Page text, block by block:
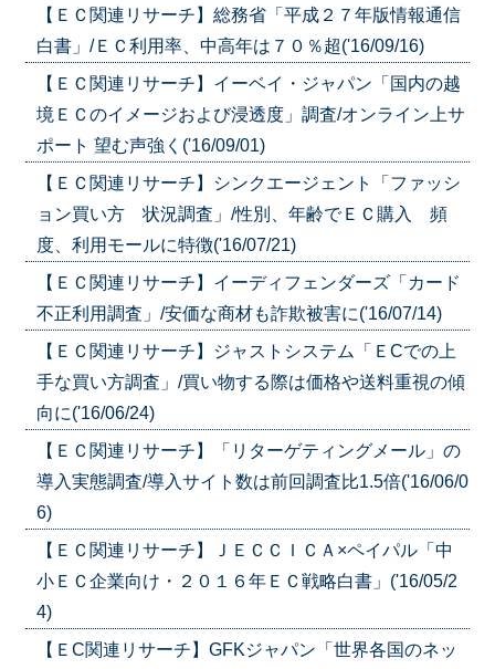
【ＥＣ関連リサーチ】総務省「平成２７年版情報通信
白書」/ＥＣ利用率、中高年は７０％超('16/09/16)
【ＥＣ関連リサーチ】イーベイ・ジャパン「国内の越
境ＥＣのイメージおよび浸透度」調査/オンライン上サ
ポート 望む声強く('16/09/01)
【ＥＣ関連リサーチ】シンクエージェント「ファッシ
ョン買い方 状況調査」/性別、年齢でＥＣ購入 頻
度、利用モールに特徴('16/07/21)
【ＥＣ関連リサーチ】イーディフェンダーズ「カード
不正利用調査」/安価な商材も詐欺被害に('16/07/14)
【ＥＣ関連リサーチ】ジャストシステム「ＥCでの上
手な買い方調査」/買い物する際は価格や送料重視の傾
向に('16/06/24)
【ＥＣ関連リサーチ】「リターゲティングメール」の
導入実態調査/導入サイト数は前回調査比1.5倍('16/06/0
6)
【ＥＣ関連リサーチ】ＪＥＣＣＩＣＡ×ペイパル「中
小ＥＣ企業向け・２０１６年ＥＣ戦略白書」('16/05/2
4)
【ＥC関連リサーチ】GFKジャパン「世界各国のネッ